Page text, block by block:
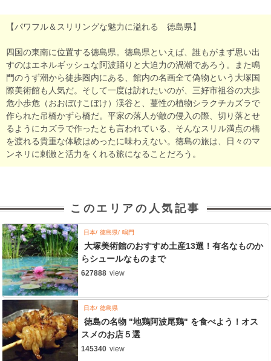
【パワフル＆スリリングな魅力に溢れる 徳島県】
四国の東南に位置する徳島県。徳島県といえば、誰もがまず思い出
すのはエネルギッシュな阿波踊りと大迫力の渦潮であろう。また鳴
門のうず潮から徒歩圏内にある、館内の名画全て偽物という大塚国
際美術館も人気だ。そして一度は訪れたいのが、三好市祖谷の大歩
危小歩危（おおぼけこぼけ）渓谷と、蔓性の植物シラクチカズラで
作られた吊橋かずら橋だ。平家の落人が敵の侵入の際、切り落とせ
るようにカズラで作ったとも言われている、そんなスリル満点の橋
を渡れる貴重な体験はめったに味わえない。徳島の旅は、日々のマ
ンネリに刺激と活力をくれる旅になることだろう。
このエリアの人気記事
日本 徳島県 鳴門
大塚美術館のおすすめ土産13選！有名なものか
らシュールなものまで
627888 view
日本 徳島県
徳島の名物 "地鶏阿波尾鶏" を食べよう！オス
スメのお店５選
145340 view